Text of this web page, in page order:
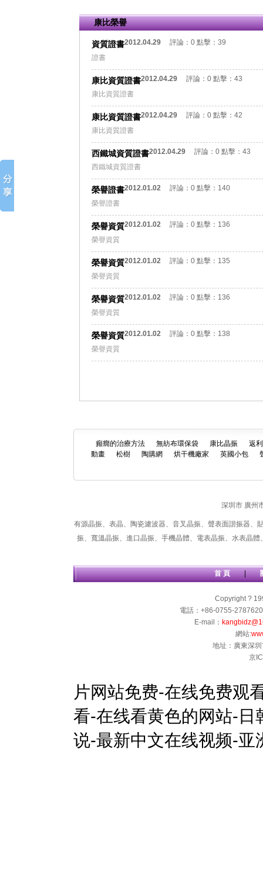
康比榮譽
資質證書2012.04.29 評論： 0 點擊： 39
證書
康比資質證書2012.04.29 評論： 0 點擊： 43
康比資質證書
康比資質證書2012.04.29 評論： 0 點擊： 42
康比資質證書
西鐵城資質證書2012.04.29 評論： 0 點擊： 43
西鐵城資質證書
榮譽證書2012.01.02 評論： 0 點擊： 140
榮譽證書
榮譽資質2012.01.02 評論： 0 點擊： 136
榮譽資質
榮譽資質2012.01.02 評論： 0 點擊： 135
榮譽資質
榮譽資質2012.01.02 評論： 0 點擊： 136
榮譽資質
榮譽資質2012.01.02 評論： 0 點擊： 138
榮譽資質
癲癇的治療方法 無紡布環保袋 康比晶振
返
動畫
松樹 陶購網 烘干機廠家 英國小包
深圳市 廣州
有源晶振、 表晶、 陶瓷濾波器、 音叉晶振、 聲表面諧振器、
振、 寬溫晶振、 進口晶振、 手機晶體、 電表晶振、 水表晶體
首 頁 |
Copyright ?
電話：+86-0755-
E-mail：
網站:
地址：廣東深
京
片网站免费-在线免费观
看-在线看黄色的网站-日
说-最新中文在线视频-亚